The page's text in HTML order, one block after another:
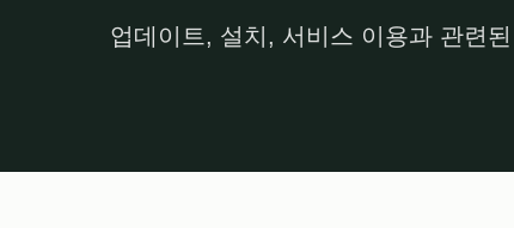
업데이트, 설치, 서비스 이용과 관련